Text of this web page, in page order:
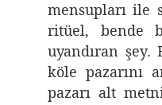
mensupları ile
ritüel, bende
uyandıran
köle pazarını
pazarı alt